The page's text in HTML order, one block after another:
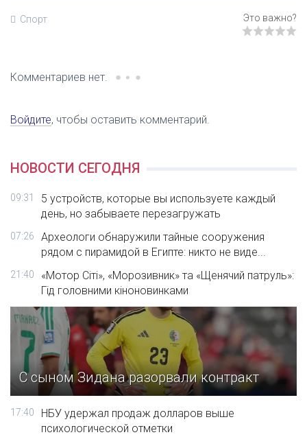
Спорт
Комментариев нет.
Войдите, чтобы оставить комментарий.
НОВОСТИ СЕГОДНЯ
09:31
5 устройств, которые вы используете каждый
день, но забываете перезагружать
07:26
Археологи обнаружили тайные сооружения
рядом с пирамидой в Египте: никто не виде...
21:40
«Мотор Сіті», «Морозивник» та «Щенячий патруль»:
Гід головними кіноновинками
С сыном Зидана разорвали контракт
17:40
НБУ удержал продаж долларов выше
психологической отметки